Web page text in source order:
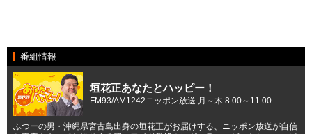
番組情報
垣花正あなたとハッピー！
FM93/AM1242ニッポン放送 月～木 8:00～11:00
ふつーの男・沖縄県宮古島出身の垣花正がお届けする、ニッポン放送が自信